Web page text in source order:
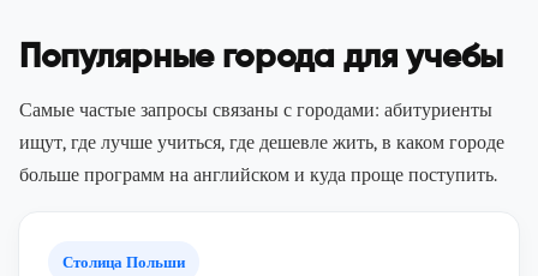
Популярные города для учебы
Самые частые запросы связаны с городами: абитуриенты
ищут, где лучше учиться, где дешевле жить, в каком городе
больше программ на английском и куда проще поступить.
Столица Польши